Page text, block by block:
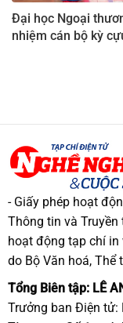
Đại học Ngoại
nhiệm cán bộ kỳ
- Giấy phép hoạt
Thông tin và
hoạt động tạp chí in
do Bộ Văn hoá,
Tổng Biên tập: LÊ
Trưởng ban Điện tử: